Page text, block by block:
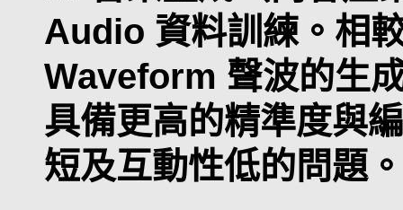
Audio 資料訓練。相
Waveform 聲波的生
具備更高的精準度與
短及互動性低的問題。